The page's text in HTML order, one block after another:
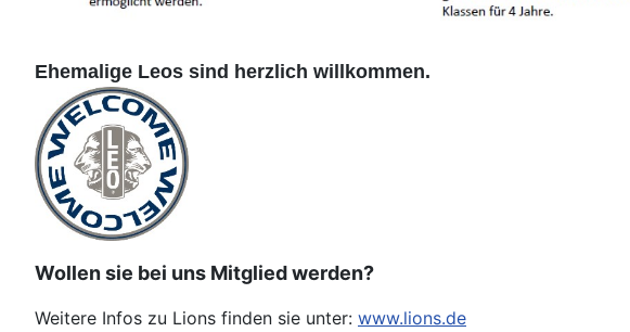
Ehemalige Leos sind herzlich willkommen.
Wollen sie bei uns Mitglied werden?
Weitere Infos zu Lions finden sie unter: www.lions.de